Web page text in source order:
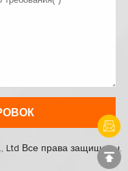
Ltd Все права защищены.